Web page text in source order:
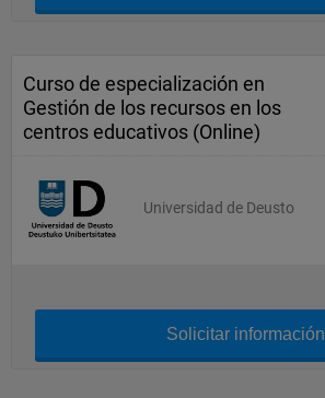
Curso de especialización en
Gestión de los recursos en los
centros educativos (Online)
Universidad de Deusto
Solicitar información